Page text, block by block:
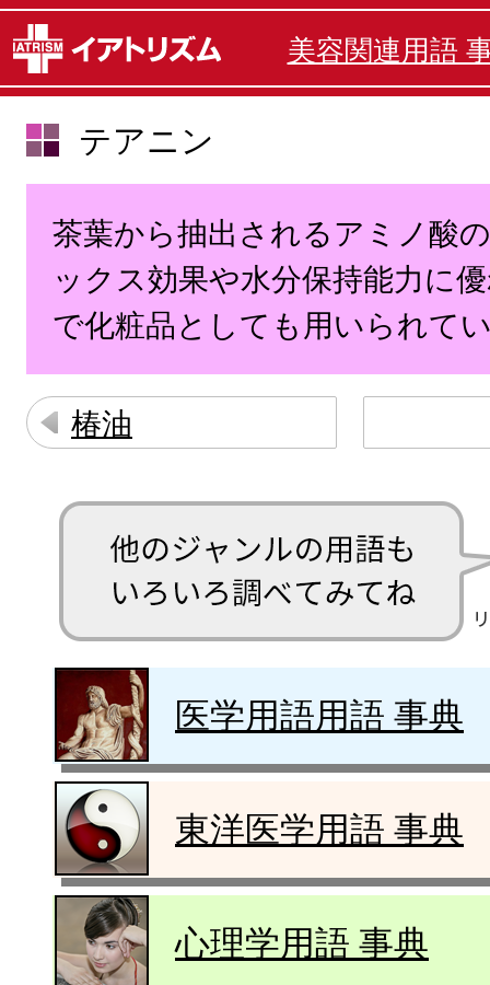
美容関連用語
テアニン
茶葉から抽出されるアミノ酸
ックス効果や水分保持能力に
で化粧品としても用いられて
椿油
医学用語用語 事典
東洋医学用語 事典
心理学用語 事典